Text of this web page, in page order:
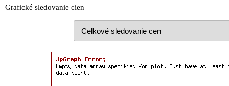
Grafické sledovanie cien